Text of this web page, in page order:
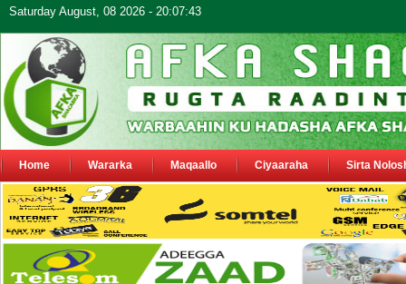
Saturday August, 08 2026 - 20:07:43
Home Wararka Maqaallo Ciyaaraha Sirta